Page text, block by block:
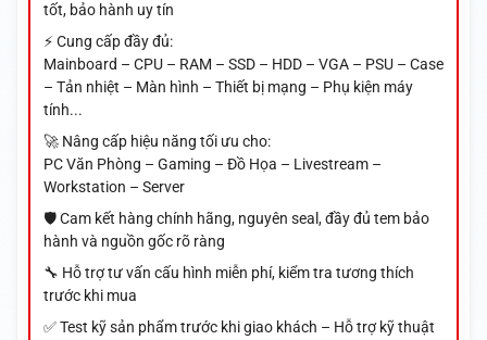
tốt, bảo hành uy tín
⚡ Cung cấp đầy đủ:
Mainboard – CPU – RAM – SSD – HDD – VGA – PSU – Case
– Tản nhiệt – Màn hình – Thiết bị mạng – Phụ kiện máy
tính...
🚀 Nâng cấp hiệu năng tối ưu cho:
PC Văn Phòng – Gaming – Đồ Họa – Livestream –
Workstation – Server
🛡️ Cam kết hàng chính hãng, nguyên seal, đầy đủ tem bảo
hành và nguồn gốc rõ ràng
🔧 Hỗ trợ tư vấn cấu hình miễn phí, kiểm tra tương thích
trước khi mua
✅ Test kỹ sản phẩm trước khi giao khách – Hỗ trợ kỹ thuật